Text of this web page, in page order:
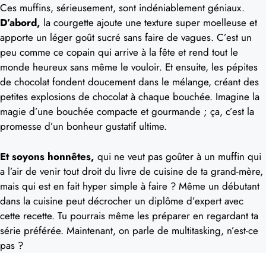
Ces muffins, sérieusement, sont indéniablement géniaux.
D’abord, la courgette ajoute une texture super moelleuse et
apporte un léger goût sucré sans faire de vagues. C’est un
peu comme ce copain qui arrive à la fête et rend tout le
monde heureux sans même le vouloir. Et ensuite, les pépites
de chocolat fondent doucement dans le mélange, créant des
petites explosions de chocolat à chaque bouchée. Imagine la
magie d’une bouchée compacte et gourmande ; ça, c’est la
promesse d’un bonheur gustatif ultime.
Et soyons honnêtes, qui ne veut pas goûter à un muffin qui
a l’air de venir tout droit du livre de cuisine de ta grand-mère,
mais qui est en fait hyper simple à faire ? Même un débutant
dans la cuisine peut décrocher un diplôme d’expert avec
cette recette. Tu pourrais même les préparer en regardant ta
série préférée. Maintenant, on parle de multitasking, n’est-ce
pas ?